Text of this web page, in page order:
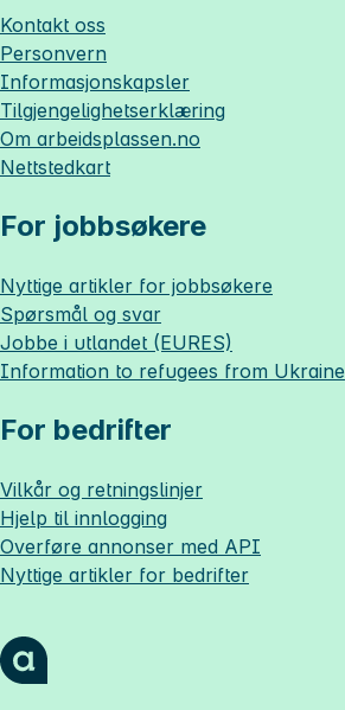
Kontakt oss
Personvern
Informasjonskapsler
Tilgjengelighetserklæring
Om arbeidsplassen.no
Nettstedkart
For jobbsøkere
Nyttige artikler for jobbsøkere
Spørsmål og svar
Jobbe i utlandet (EURES)
Information to refugees from Ukraine
For bedrifter
Vilkår og retningslinjer
Hjelp til innlogging
Overføre annonser med API
Nyttige artikler for bedrifter